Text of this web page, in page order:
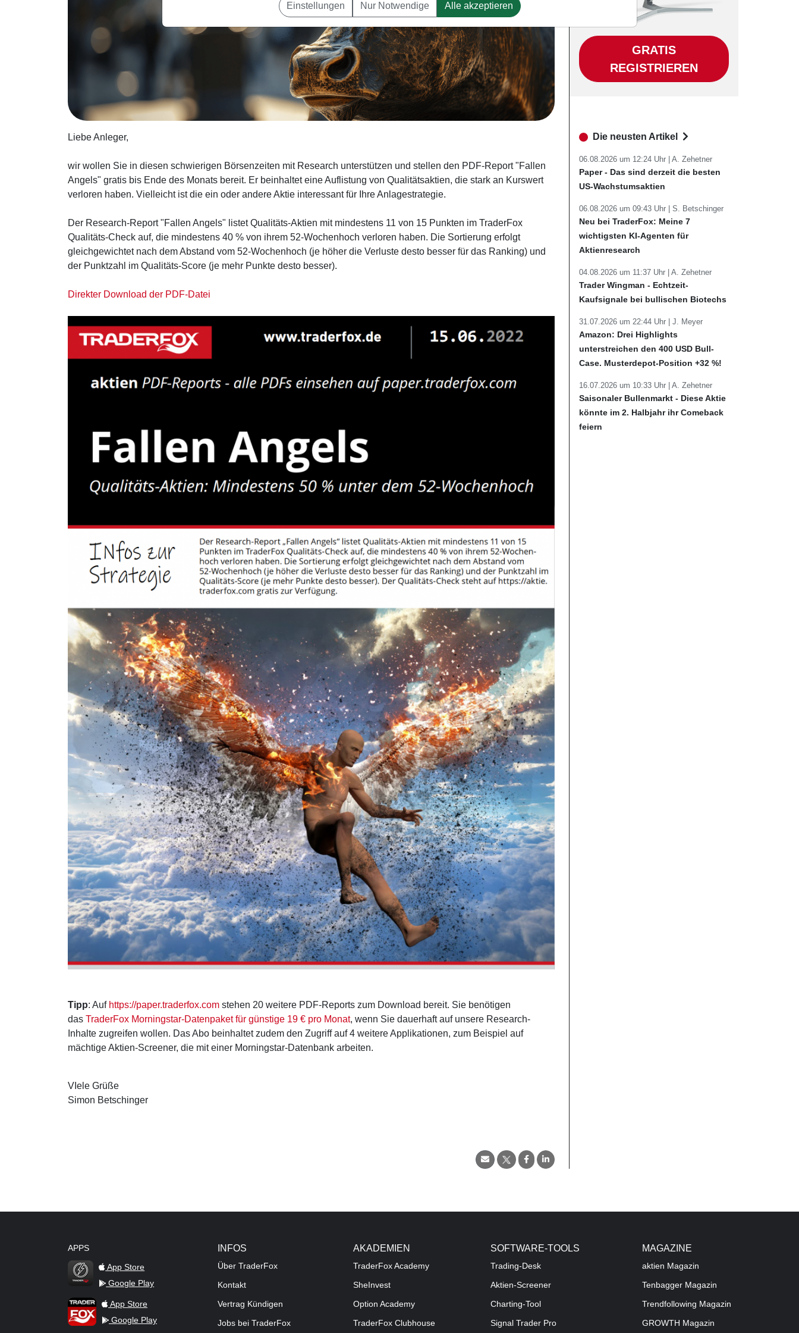
Liebe Anleger,
wir wollen Sie in diesen schwierigen Börsenzeiten mit Research unterstützen und stellen den PDF-Report "Fallen
Angels" gratis bis Ende des Monats bereit. Er beinhaltet eine Auflistung von Qualitätsaktien, die stark an Kurswert
verloren haben. Vielleicht ist die ein oder andere Aktie interessant für Ihre Anlagestrategie.
Der Research-Report "Fallen Angels" listet Qualitäts-Aktien mit mindestens 11 von 15 Punkten im TraderFox
Qualitäts-Check auf, die mindestens 40 % von ihrem 52-Wochenhoch verloren haben. Die Sortierung erfolgt
gleichgewichtet nach dem Abstand vom 52-Wochenhoch (je höher die Verluste desto besser für das Ranking) und
der Punktzahl im Qualitäts-Score (je mehr Punkte desto besser).
Direkter Download der PDF-Datei
Tipp: Auf https://paper.traderfox.com stehen 20 weitere PDF-Reports zum Download bereit. Sie benötigen
das TraderFox Morningstar-Datenpaket für günstige 19 € pro Monat, wenn Sie dauerhaft auf unsere Research-
Inhalte zugreifen wollen. Das Abo beinhaltet zudem den Zugriff auf 4 weitere Applikationen, zum Beispiel auf
mächtige Aktien-Screener, die mit einer Morningstar-Datenbank arbeiten.
VIele Grüße
Simon Betschinger
GRATIS
REGISTRIEREN
Die neusten Artikel
06.08.2026 um 12:24 Uhr | A. Zehetner
Paper - Das sind derzeit die besten
US-Wachstumsaktien
06.08.2026 um 09:43 Uhr | S. Betschinger
Neu bei TraderFox: Meine 7
wichtigsten KI-Agenten für
Aktienresearch
04.08.2026 um 11:37 Uhr | A. Zehetner
Trader Wingman - Echtzeit-
Kaufsignale bei bullischen Biotechs
31.07.2026 um 22:44 Uhr | J. Meyer
Amazon: Drei Highlights
unterstreichen den 400 USD Bull-
Case. Musterdepot-Position +32 %!
16.07.2026 um 10:33 Uhr | A. Zehetner
Saisonaler Bullenmarkt - Diese Aktie
könnte im 2. Halbjahr ihr Comeback
feiern
APPS
TraderFox Flash
App Store
Google Play
TraderFox AppApp Store
Google Play
INFOS
Über TraderFox
Kontakt
Vertrag Kündigen
Jobs bei TraderFox
AKADEMIEN
TraderFox Academy
SheInvest
Option Academy
TraderFox Clubhouse
SOFTWARE-TOOLS
Trading-Desk
Aktien-Screener
Charting-Tool
Signal Trader Pro
MAGAZINE
aktien Magazin
Tenbagger Magazin
Trendfollowing Magazin
GROWTH Magazin
Einstellungen Nur Notwendige Alle akzeptieren